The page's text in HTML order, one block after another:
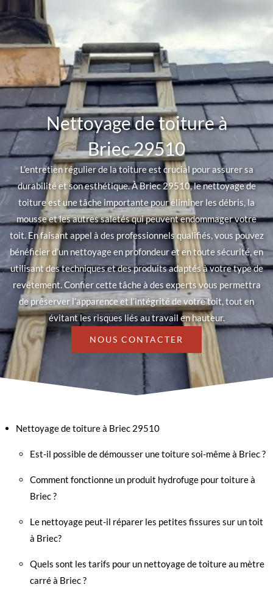
Nettoyage de toiture à
Briec 29510
L’entretien régulier de la toiture est crucial pour assurer sa
durabilité et son esthétique. À Briec 29510, le nettoyage de
toiture est une tâche importante pour éliminer les débris, la
mousse et les autres saletés qui peuvent endommager votre
toit. En faisant appel à des professionnels qualifiés, vous pouvez
bénéficier d’un nettoyage en profondeur et en toute sécurité, en
utilisant des techniques et des produits adaptés à votre type de
revêtement. Confier cette tâche à des experts vous permettra
de préserver l’apparence et l’intégrité de votre toit, tout en
évitant les risques liés au travail en hauteur.
NOUS CONTACTER
Nettoyage de toiture à Briec 29510
Est-il possible de démousser une toiture soi-même à Briec ?
Comment fonctionne un produit hydrofuge pour toiture à
Briec ?
Le nettoyage peut-il réparer les petites fissures sur un toit
à Briec?
Quels sont les tarifs pour un nettoyage de toiture au mètre
carré à Briec ?